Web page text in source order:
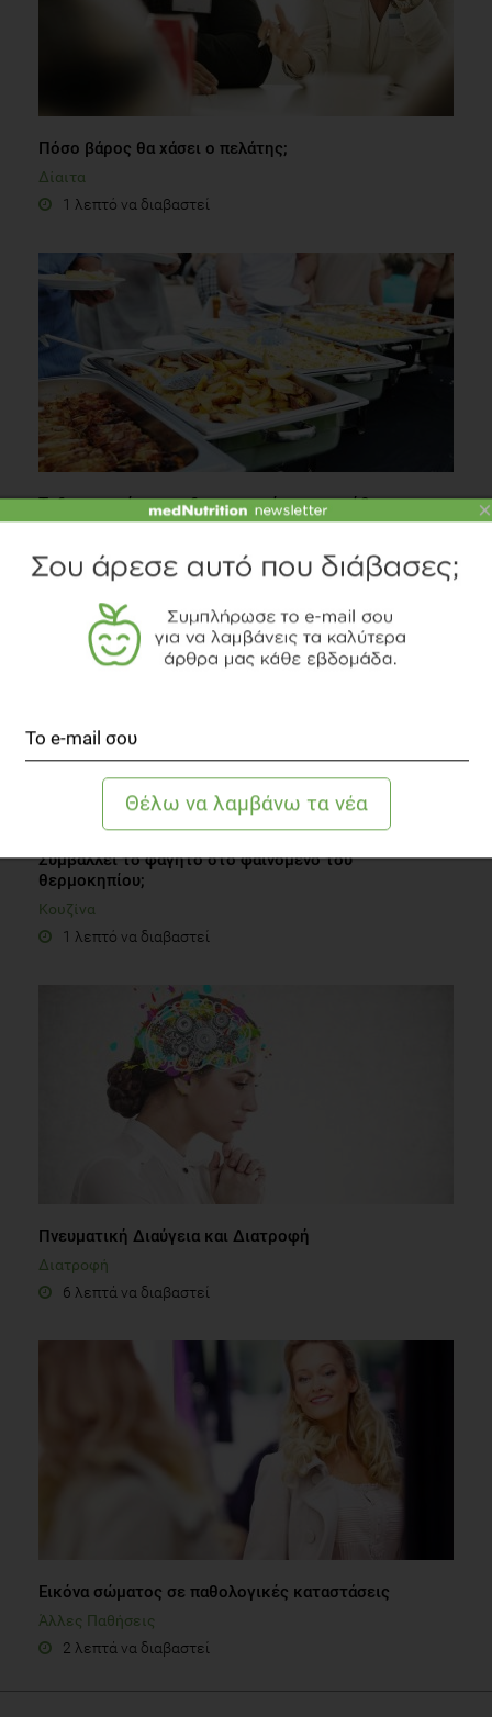
Πόσο βάρος θα χάσει ο πελάτης;
Δίαιτα
1 λεπτό να διαβαστεί
Τι διαμορφώνει τις διατροφικές μας συνήθειες;
2 λεπτά να διαβαστεί
Συμβάλλει το φαγητό στο φαινόμενο του
θερμοκηπίου;
Κουζίνα
1 λεπτό να διαβαστεί
Πνευματική Διαύγεια και Διατροφή
Διατροφή
6 λεπτά να διαβαστεί
Εικόνα σώματος σε παθολογικές καταστάσεις
Άλλες Παθήσεις
2 λεπτά να διαβαστεί
×